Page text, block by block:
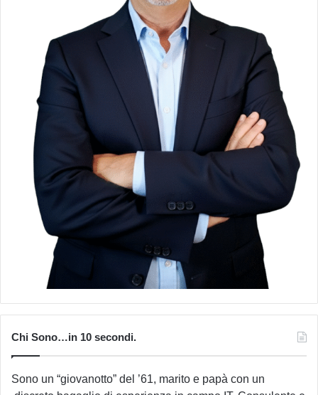
Chi Sono…in 10 secondi.
Sono un “giovanotto” del ’61, marito e papà con un